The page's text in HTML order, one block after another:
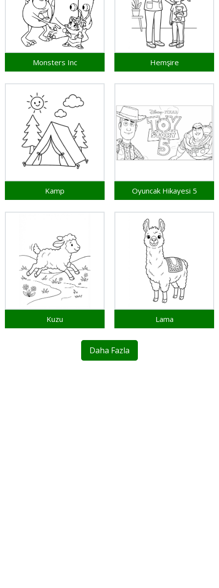
Monsters Inc Hemşire
Kamp Oyuncak Hikayesi 5
Kuzu Lama
Daha Fazla